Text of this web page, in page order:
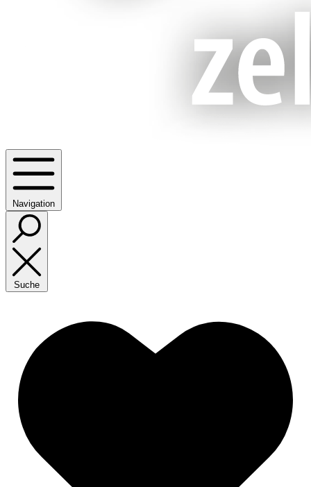
Navigation
Suche